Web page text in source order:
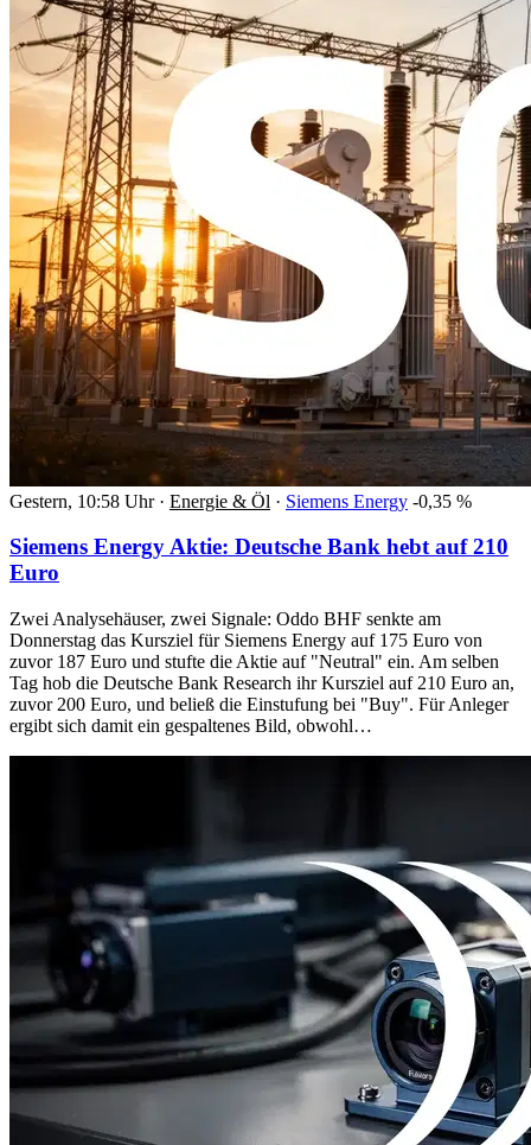
Gestern, 10:58 Uhr · Energie & Öl · Siemens Energy -0,35 %
Siemens Energy Aktie: Deutsche Bank hebt auf 210
Euro
Zwei Analysehäuser, zwei Signale: Oddo BHF senkte am
Donnerstag das Kursziel für Siemens Energy auf 175 Euro von
zuvor 187 Euro und stufte die Aktie auf "Neutral" ein. Am selben
Tag hob die Deutsche Bank Research ihr Kursziel auf 210 Euro an,
zuvor 200 Euro, und beließ die Einstufung bei "Buy". Für Anleger
ergibt sich damit ein gespaltenes Bild, obwohl…